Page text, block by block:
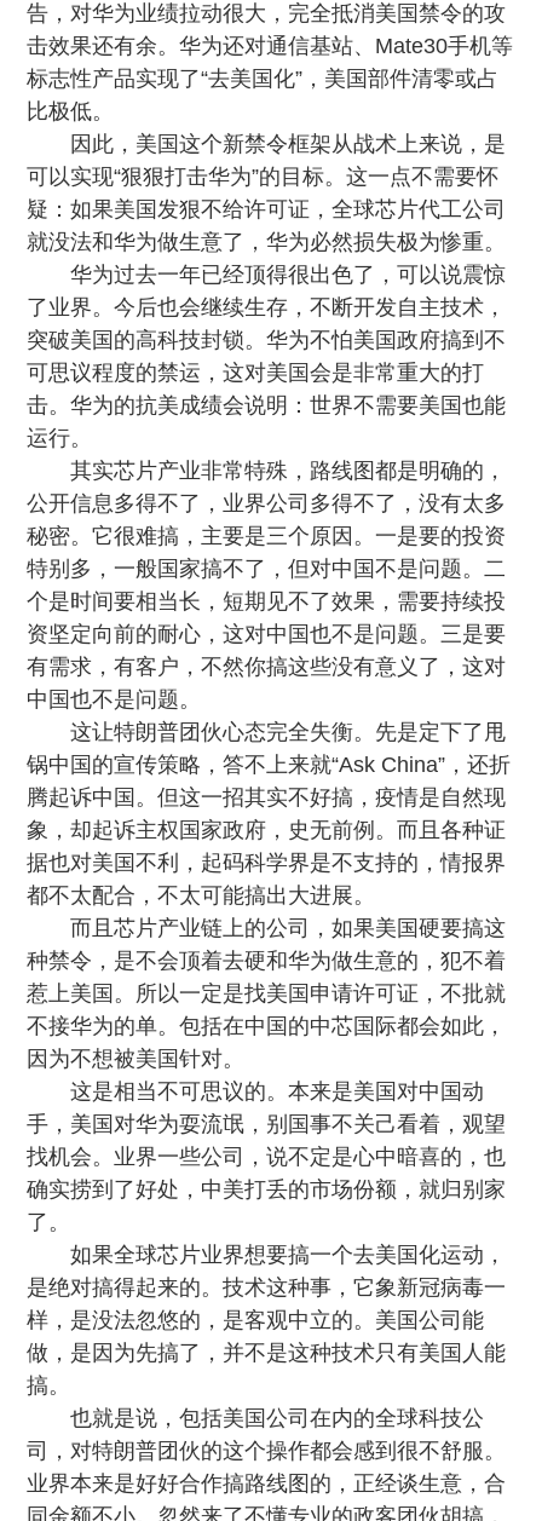
告，对华为业绩拉动很大，完全抵消美国禁令的攻
击效果还有余。华为还对通信基站、Mate30手机等
标志性产品实现了“去美国化”，美国部件清零或占
比极低。
因此，美国这个新禁令框架从战术上来说，是
可以实现“狠狠打击华为”的目标。这一点不需要怀
疑：如果美国发狠不给许可证，全球芯片代工公司
就没法和华为做生意了，华为必然损失极为惨重。
华为过去一年已经顶得很出色了，可以说震惊
了业界。今后也会继续生存，不断开发自主技术，
突破美国的高科技封锁。华为不怕美国政府搞到不
可思议程度的禁运，这对美国会是非常重大的打
击。华为的抗美成绩会说明：世界不需要美国也能
运行。
其实芯片产业非常特殊，路线图都是明确的，
公开信息多得不了，业界公司多得不了，没有太多
秘密。它很难搞，主要是三个原因。一是要的投资
特别多，一般国家搞不了，但对中国不是问题。二
个是时间要相当长，短期见不了效果，需要持续投
资坚定向前的耐心，这对中国也不是问题。三是要
有需求，有客户，不然你搞这些没有意义了，这对
中国也不是问题。
这让特朗普团伙心态完全失衡。先是定下了甩
锅中国的宣传策略，答不上来就“Ask China”，还折
腾起诉中国。但这一招其实不好搞，疫情是自然现
象，却起诉主权国家政府，史无前例。而且各种证
据也对美国不利，起码科学界是不支持的，情报界
都不太配合，不太可能搞出大进展。
而且芯片产业链上的公司，如果美国硬要搞这
种禁令，是不会顶着去硬和华为做生意的，犯不着
惹上美国。所以一定是找美国申请许可证，不批就
不接华为的单。包括在中国的中芯国际都会如此，
因为不想被美国针对。
这是相当不可思议的。本来是美国对中国动
手，美国对华为耍流氓，别国事不关己看着，观望
找机会。业界一些公司，说不定是心中暗喜的，也
确实捞到了好处，中美打丢的市场份额，就归别家
了。
如果全球芯片业界想要搞一个去美国化运动，
是绝对搞得起来的。技术这种事，它象新冠病毒一
样，是没法忽悠的，是客观中立的。美国公司能
做，是因为先搞了，并不是这种技术只有美国人能
搞。
也就是说，包括美国公司在内的全球科技公
司，对特朗普团伙的这个操作都会感到很不舒服。
业界本来是好好合作搞路线图的，正经谈生意，合
同金额不小。忽然来了不懂专业的政客团伙胡搞，